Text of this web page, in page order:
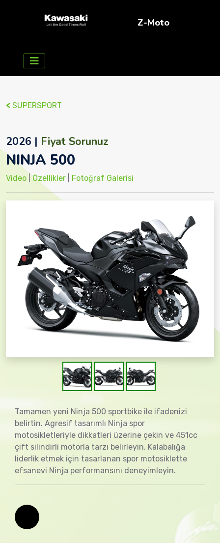
Z-Moto
< SUPERSPORT
2026 | Fiyat Sorunuz
NINJA 500
Video |Özellikler Fotoğraf Galerisi
Tamamen yeni Ninja 500 sportbike ile ifadenizi
belirtin. Agresif tasarımlı Ninja spor
motosikletleriyle dikkatleri üzerine çekin ve 451cc
çift silindirli motorla tarzı belirleyin. Kalabalığa
liderlik etmek için tasarlanan spor motosiklette
efsanevi Ninja performansını deneyimleyin.